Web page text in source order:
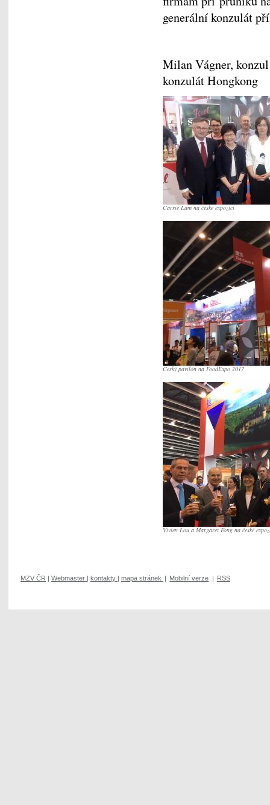
generální konzulát
Milan Vágner,
konzulát Hongkong
Carrie Lam na české expozici
Český pavilón na FoodExpo 2017
Vivien Lou a Margaret Fong na české
MZV ČR | Webmaster | kontakty | mapa stránek | Mobilní verze | RSS